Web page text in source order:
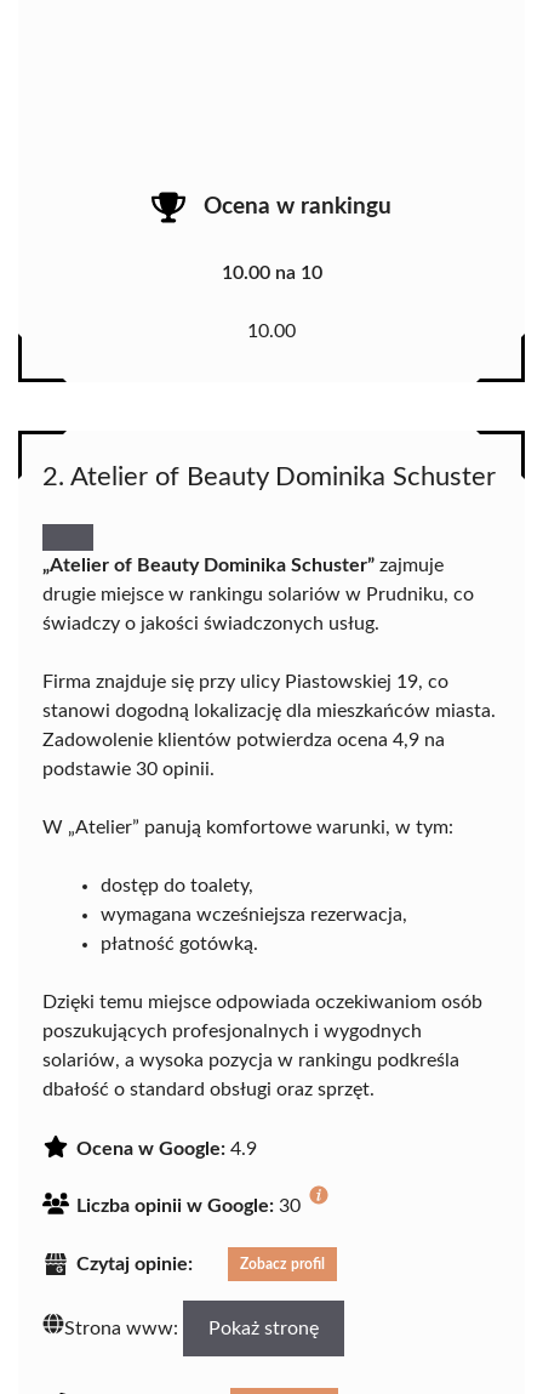
Ocena w rankingu
10.00 na 10
10.00
2. Atelier of Beauty Dominika Schuster
„Atelier of Beauty Dominika Schuster” zajmuje
drugie miejsce w rankingu solariów w Prudniku, co
świadczy o jakości świadczonych usług.
Firma znajduje się przy ulicy Piastowskiej 19, co
stanowi dogodną lokalizację dla mieszkańców miasta.
Zadowolenie klientów potwierdza ocena 4,9 na
podstawie 30 opinii.
W „Atelier” panują komfortowe warunki, w tym:
dostęp do toalety,
wymagana wcześniejsza rezerwacja,
płatność gotówką.
Dzięki temu miejsce odpowiada oczekiwaniom osób
poszukujących profesjonalnych i wygodnych
solariów, a wysoka pozycja w rankingu podkreśla
dbałość o standard obsługi oraz sprzęt.
Ocena w Google: 4.9
Liczba opinii w Google: 30
Czytaj opinie: Zobacz profil
Strona www: Pokaż stronę